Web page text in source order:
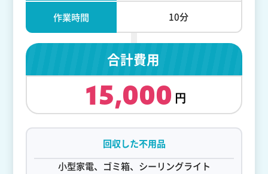
作業時間 10分
合計費用
15,000
回収した不用品
小型家電、ゴミ箱、シーリングライト